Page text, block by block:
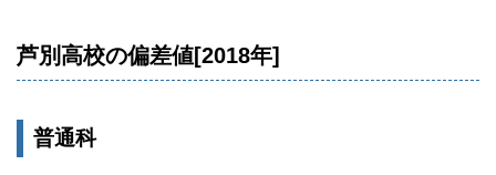
芦別高校の偏差値[2018年]
普通科